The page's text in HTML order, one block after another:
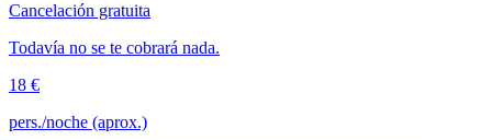
Cancelación gratuita
Todavía no se te cobrará nada.
18 €
pers./noche (aprox.)